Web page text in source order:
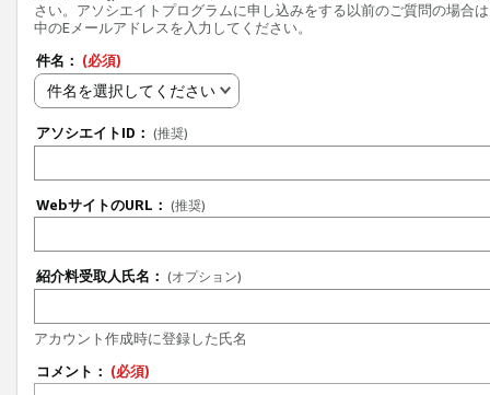
さい。アソシエイトプログラムに申し込みをする以前のご質問の場合
中のEメールアドレスを入力してください。
件名： (必須)
件名を選択してください
アソシエイトID： (推奨)
WebサイトのURL： (推奨)
紹介料受取人氏名： (オプション)
アカウント作成時に登録した氏名
コメント： (必須)